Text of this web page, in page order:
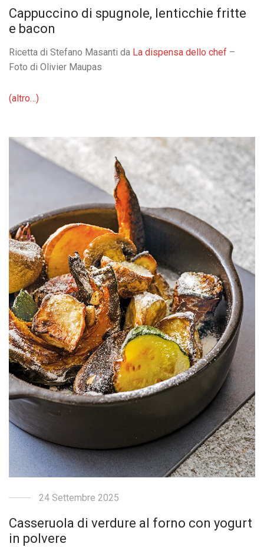
Cappuccino di spugnole, lenticchie fritte
e bacon
Ricetta di Stefano Masanti da La dispensa dello chef –
Foto di Olivier Maupas
(altro…)
24 Settembre 2025
Casseruola di verdure al forno con yogurt
in polvere